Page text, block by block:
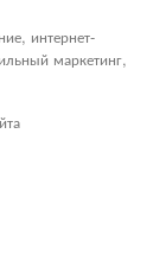
интернет-
маркетинг,